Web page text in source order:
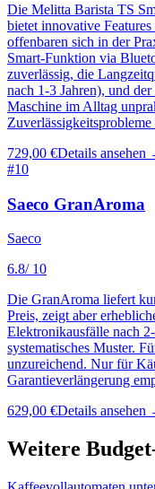
Die Melitta Barista TS
bietet innovative
offenbaren sich in der
Smart-Funktion via
zuverlässig, die
nach 1-3 Jahren), und
Maschine im Alltag
Zuverlässigkeitsprobleme
729,00 €Details ansehen
#10
Saeco GranAroma
Saeco
6.8/ 10
Die GranAroma liefert
Preis, zeigt aber
Elektronikausfälle nach
systematisches Muster.
unzureichend. Nur für
Garantieverlängerung
629,00 €Details ansehen
Weitere